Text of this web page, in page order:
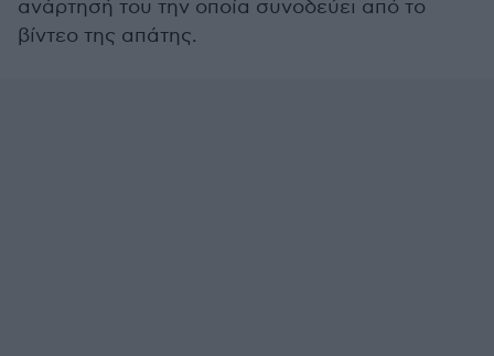
ανάρτησή του την οποία συνοδεύει από το
βίντεο της απάτης.